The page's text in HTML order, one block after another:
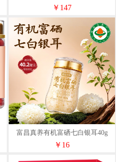
￥147
富昌真养有机富硒七白银耳40g
￥16